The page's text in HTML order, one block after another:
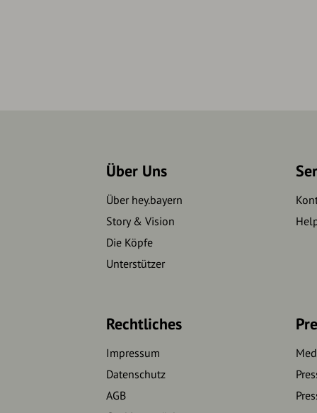
Über Uns
Über hey.bayern
Story & Vision
Die Köpfe
Unterstützer
Rechtliches
Impressum
Datenschutz
AGB